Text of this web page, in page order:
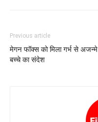
Previous article
मेगन फॉक्स को मिला गर्भ से अजन्मे
बच्चे का संदेश